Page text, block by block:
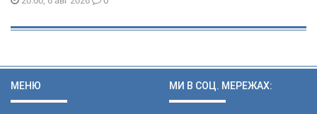
МЕНЮ МИ В СОЦ. МЕРЕЖАХ: